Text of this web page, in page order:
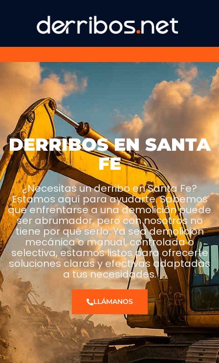
DERRIBOS EN SANTA
FE
¿Necesitas un derribo en Santa Fe?
Estamos aquí para ayudarte. Sabemos
que enfrentarse a una demolición puede
ser abrumador, pero con nosotros no
tiene por qué serlo. Ya sea demolición
mecánica o manual, controlada o
selectiva, estamos listos para ofrecerte
soluciones claras y efectivas adaptadas
a tus necesidades.
LLÁMANOS